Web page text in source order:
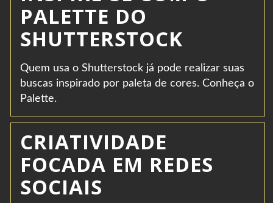
PALETTE DO
SHUTTERSTOCK
Quem usa o Shutterstock já pode realizar suas
buscas inspirado por paleta de cores. Conheça o
Palette.
CRIATIVIDADE
FOCADA EM REDES
SOCIAIS